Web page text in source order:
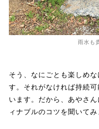
雨水も
そう、なにごとも楽しめ
す。それがなければ持続
います。だから、あやさ
ィナブルのコツを聞いてみ